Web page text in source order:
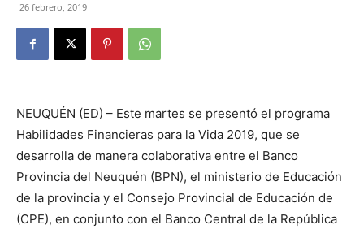
26 febrero, 2019
NEUQUÉN (ED) – Este martes se presentó el programa
Habilidades Financieras para la Vida 2019, que se
desarrolla de manera colaborativa entre el Banco
Provincia del Neuquén (BPN), el ministerio de Educación
de la provincia y el Consejo Provincial de Educación de
(CPE), en conjunto con el Banco Central de la República